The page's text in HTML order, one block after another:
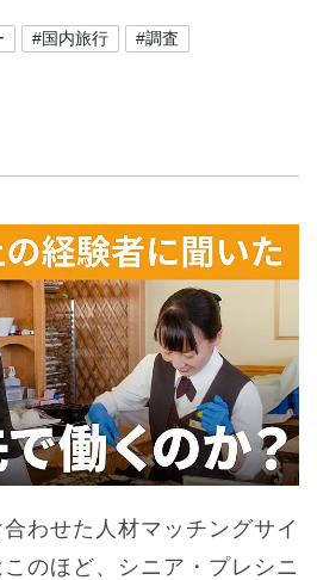
#国内旅行 #調査
わせた人材マッチングサイ
のほど、シニア・プレシニ